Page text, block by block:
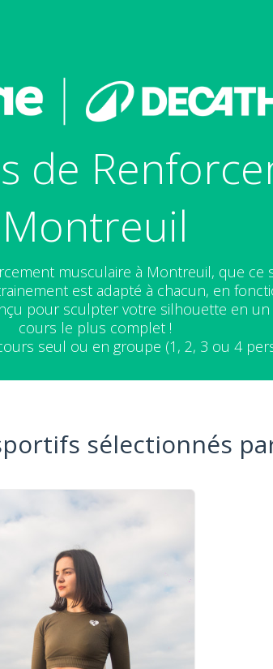
de
Montreuil
musculaire à Montreuil, que ce
est adapté à chacun, en
pour sculpter votre silhouette en un
cours le plus complet !
seul ou en groupe (1, 2, 3 ou 4
sélectionnés